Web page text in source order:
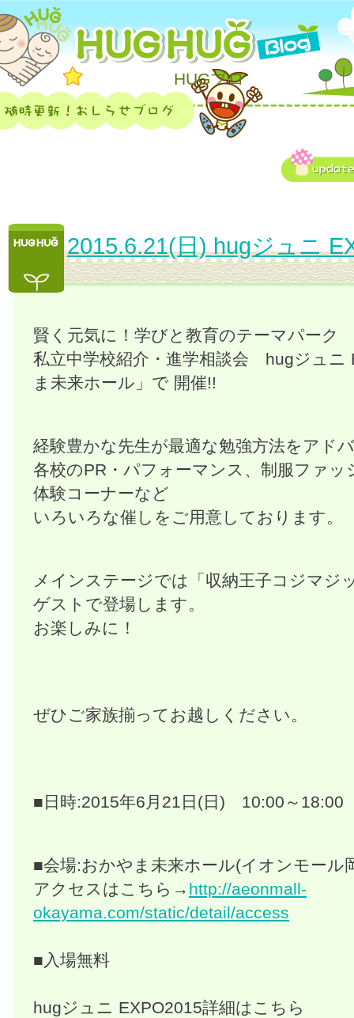
HUGブロ
2015.6.21(日) hugジュニ
賢く元気に！学びと教育のテーマパーク
私立中学校紹介・進学相談会 hugジュニ
ま未来ホール」で 開催!!
経験豊かな先生が最適な勉強方法をアド
各校のPR・パフォーマンス、制服ファ
体験コーナーなど
いろいろな催しをご用意しております。
メインステージでは「収納王子コジマジ
ゲストで登場します。
お楽しみに！
ぜひご家族揃ってお越しください。
■日時:2015年6月21日(日) 10:00～18:00
■会場:おかやま未来ホール(イオンモー
アクセスはこちら→ http://aeonmall-
okayama.com/static/detail/access
■入場無料
hugジュニ EXPO2015詳細はこちら